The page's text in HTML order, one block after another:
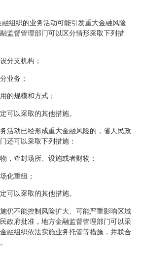
织的业务活动可能引发重大金融风险
监督管理部门可以区分情形采取下列措
支机构；
业务；
规模和方式；
以采取的其他措施。
动已经形成重大金融风险的，省人民政
还可以采取下列措施：
查封场所、设施或者财物；
重组；
以采取的其他措施。
不能控制风险扩大、可能严重影响区域
政府批准，地方金融监督管理部门可以采
融组织依法实施业务托管等措施，并联合